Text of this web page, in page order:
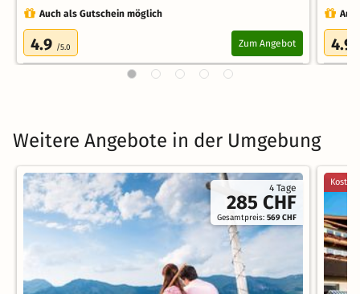
Auch als Gutschein möglich
4.9 /5.0 Zum Angebot 4.9
Weitere Angebote in der Umgebung
4 Tage
285 CHF
Gesamtpreis:569 CHF